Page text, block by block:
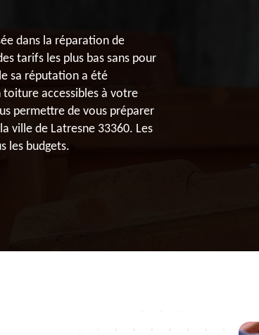
dans la réparation de
tarifs les plus bas sans pour
sa réputation a été
accessibles à votre
permettre de vous préparer
ville de Latresne 33360. Les
les budgets.